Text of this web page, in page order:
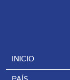
INICIO